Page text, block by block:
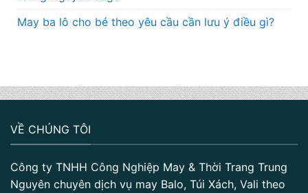
May ba lô cho bé theo yêu cầu cần lưu ý điều gì?
VỀ CHÚNG TÔI
Công ty TNHH Công Nghiệp May & Thời Trang Trung
Nguyên chuyên dịch vụ may Balo, Túi Xách, Vali theo